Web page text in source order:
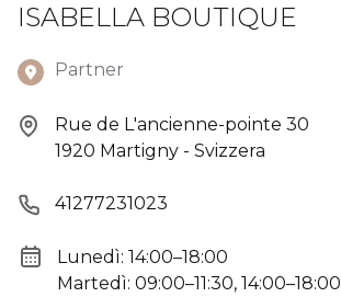
ISABELLA BOUTIQUE
Partner
Rue de L'ancienne-pointe 30
1920 Martigny - Svizzera
41277231023
Lunedì: 14:00–18:00
Martedì: 09:00–11:30, 14:00–18:00